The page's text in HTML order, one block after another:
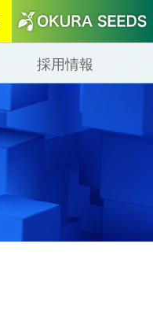
採用情報